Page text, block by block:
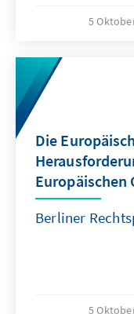
5
Die
Europäischen
Berliner
5